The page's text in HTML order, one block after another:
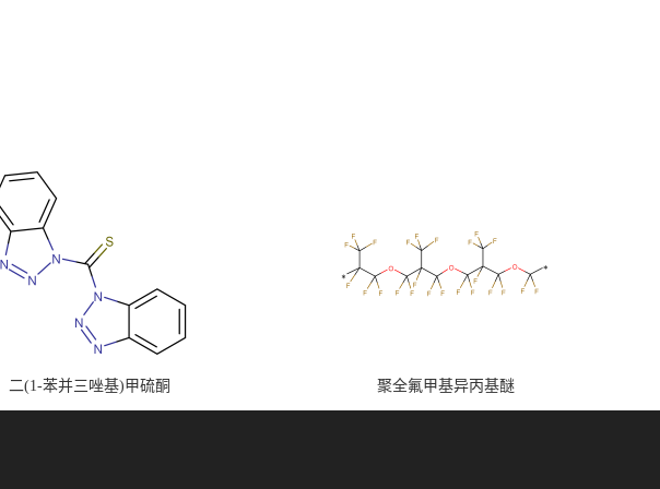
二(1-苯并三唑基)甲硫酮 聚全氟甲基异丙基醚